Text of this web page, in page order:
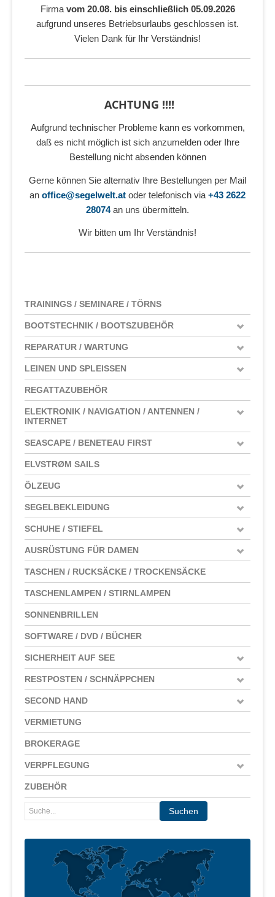
Firma vom 20.08. bis einschließlich 05.09.2026
aufgrund unseres Betriebsurlaubs geschlossen ist.
Vielen Dank für Ihr Verständnis!
ACHTUNG !!!!
Aufgrund technischer Probleme kann es vorkommen,
daß es nicht möglich ist sich anzumelden oder Ihre
Bestellung nicht absenden können
Gerne können Sie alternativ Ihre Bestellungen per Mail
an office@segelwelt.at oder telefonisch via +43 2622
28074an uns übermitteln.
Wir bitten um Ihr Verständnis!
TRAININGS / SEMINARE / TÖRNS
BOOTSTECHNIK / BOOTSZUBEHÖR
REPARATUR / WARTUNG
LEINEN UND SPLEISSEN
REGATTAZUBEHÖR
ELEKTRONIK / NAVIGATION / ANTENNEN /
INTERNET
SEASCAPE / BENETEAU FIRST
ELVSTRØM SAILS
ÖLZEUG
SEGELBEKLEIDUNG
SCHUHE / STIEFEL
AUSRÜSTUNG FÜR DAMEN
TASCHEN / RUCKSÄCKE / TROCKENSÄCKE
TASCHENLAMPEN / STIRNLAMPEN
SONNENBRILLEN
SOFTWARE / DVD / BÜCHER
SICHERHEIT AUF SEE
RESTPOSTEN / SCHNÄPPCHEN
SECOND HAND
VERMIETUNG
BROKERAGE
VERPFLEGUNG
ZUBEHÖR